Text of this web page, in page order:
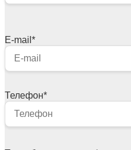
E-mail *
Телефон*